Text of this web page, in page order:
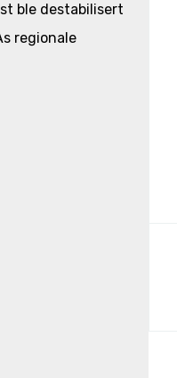
ble destabilisert
regionale